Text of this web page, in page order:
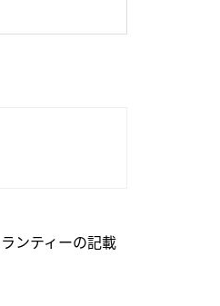
ンティーの記載